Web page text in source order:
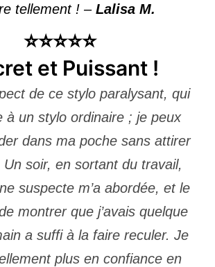
tellement ! – Lalisa M.
⭐⭐⭐⭐⭐
et Puissant !
de ce stylo paralysant, qui
à un stylo ordinaire ; je peux
dans ma poche sans attirer
Un soir, en sortant du travail,
suspecte m’a abordée, et le
montrer que j’avais quelque
a suffi à la faire reculer. Je
plus en confiance en